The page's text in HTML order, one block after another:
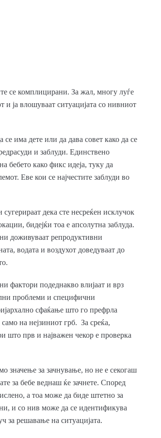
се комплицирани. За жал, многу луѓе
и ја влошуваат ситуацијата со нивниот
се има дете или да дава совет како да се
и заблуди. Единствено
бебето како фикс идеја, туку да
Еве кои се најчестите заблуди во
сугерираат дека сте несреќен исклучок
бидејќи тоа е апсолутна заблуда.
доживуваат репродуктивни
водата и воздухот доведуваат до
фактори подеднакво влијаат и врз
проблеми и специфични
сфаќање што го префрла
на нејзиниот грб. За среќа,
што прв и најважен чекор е проверка
значење за зачнување, но не е секогаш
за бебе веднаш ќе зачнете. Според
а тоа може да биде штетно за
и со нив може да се идентификува
за решавање на ситуацијата.